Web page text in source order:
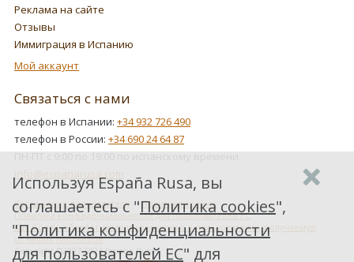
Реклама на сайте
Отзывы
Иммиграция в Испанию
Мой аккаунт
Связаться с нами
телефон в Испании: +34 932 726 490
телефон в России: +34 690 24 64 87
ПН-ПТ с 9:00 по 19:00 по испанскому времени.
info@espanarusa.com
Соглашение пользователя
Политика cookies
Политика конфиденциальности для пользователей ЕС
Как Google обрабатывает информацию о пользователях, получаемую
от наших партнеров
Copyright ©2007-2026 Espana Rusa
Используя España Rusa, вы
соглашаетесь с "Политика cookies",
"Политика конфиденциальности
для пользователей ЕС" для